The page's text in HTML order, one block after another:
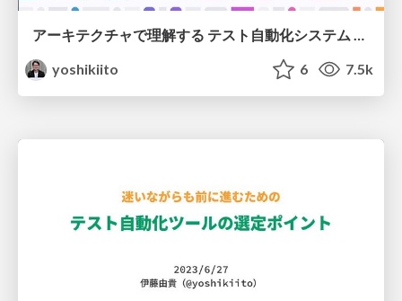
アーキテクチャで理解する テスト自動化システム Developers Summit 2023 Summer
yoshikiito
6 7.5k